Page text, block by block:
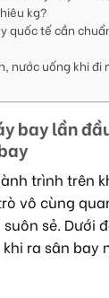
kg?
quốc tế cần
nước uống khi đi
bay lần
trình trên
vô cùng
sẻ. Dưới
ra sân bay